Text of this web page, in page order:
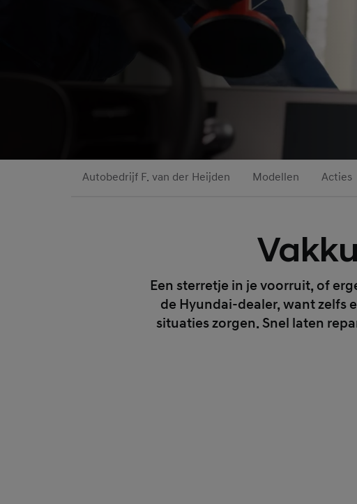
Autobedrijf F. van der Heijden Modellen Acties
Een sterretje in je voorruit, of
de Hyundai-dealer, want zelfs
situaties zorgen. Snel laten